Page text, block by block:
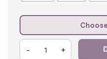
Baobaby
- +